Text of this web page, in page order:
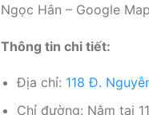
Ngọc Hân – Google
Thông tin chi tiết:
Địa chỉ: 118 Đ.
Chỉ đường: Nằm tại